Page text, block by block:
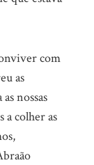
com
as
nossas
a colher as